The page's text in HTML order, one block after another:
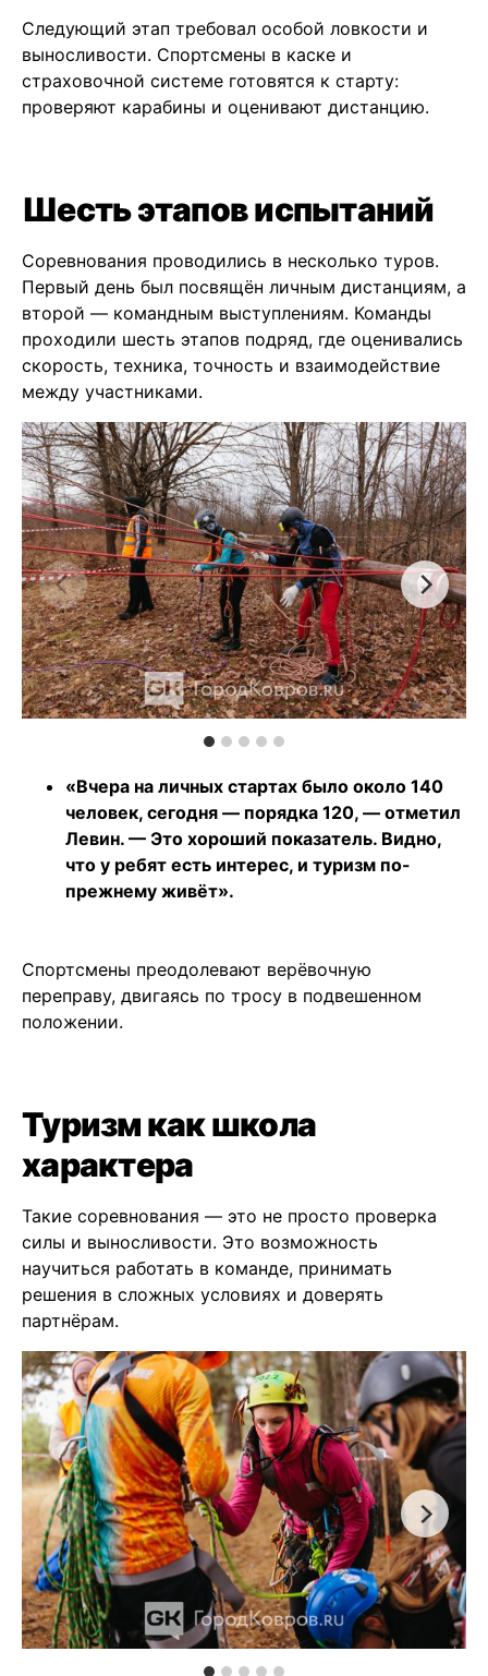
Следующий этап требовал особой ловкости и
выносливости. Спортсмены в каске и
страховочной системе готовятся к старту:
проверяют карабины и оценивают дистанцию.
Шесть этапов испытаний
Соревнования проводились в несколько туров.
Первый день был посвящён личным дистанциям, а
второй — командным выступлениям. Команды
проходили шесть этапов подряд, где оценивались
скорость, техника, точность и взаимодействие
между участниками.
«Вчера на личных стартах было около 140
человек, сегодня — порядка 120, — отметил
Левин. — Это хороший показатель. Видно,
что у ребят есть интерес, и туризм по-
прежнему живёт».
Спортсмены преодолевают верёвочную
переправу, двигаясь по тросу в подвешенном
положении.
Туризм как школа
характера
Такие соревнования — это не просто проверка
силы и выносливости. Это возможность
научиться работать в команде, принимать
решения в сложных условиях и доверять
партнёрам.